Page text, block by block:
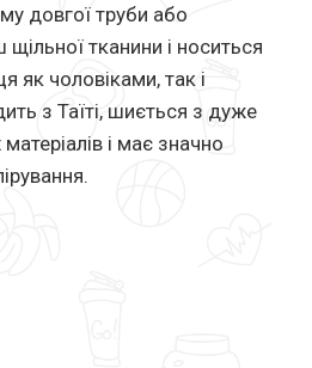
довгої труби або
тканини і носиться
як чоловіками, так і
з Таїті, шиється з дуже
і має значно